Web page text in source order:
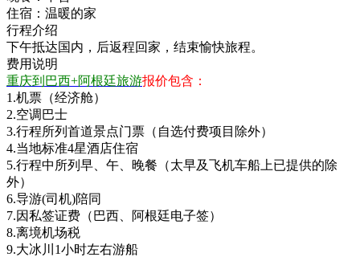
住宿： 温暖的家
行程介绍
下午抵达国内，后返程回家，结束愉快旅程。
费用说明
重庆到巴西+阿根廷旅游报价包含：
1.机票（经济舱）
2.空调巴士
3.行程所列首道景点门票（自选付费项目除外）
4.当地标准4星酒店住宿
5.行程中所列早、午、晚餐（太早及飞机车船上已提供的除
外）
6.导游(司机)陪同
7.因私签证费（巴西、阿根廷电子签）
8.离境机场税
9.大冰川1小时左右游船